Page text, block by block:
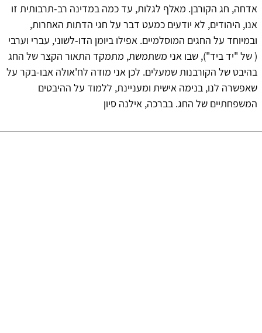
אדחה, חג הקורבן. מאלף לגלות, עד כמה במדינה רב-תרבותית זו
אנו, היהודים, לא יודעים כמעט דבר על חגי הדתות האחרות,
ובמיוחד על החגים המוסלמיים. אפילו ביומן הדו-לשוני, עברי וערבי
( של "יד ביד"), שבו אני משתמשת, מתמקד התאור הקצר של החג
בהיבט של הקורבנות שמעלים. לכן אני מודה לח'אולה אבו-בקר על
שאפשרה לנו, בנימה אישית ומעניינת, ללמוד על ההיבטים
המשפחתיים של החג. בברכה, אילנה סיון